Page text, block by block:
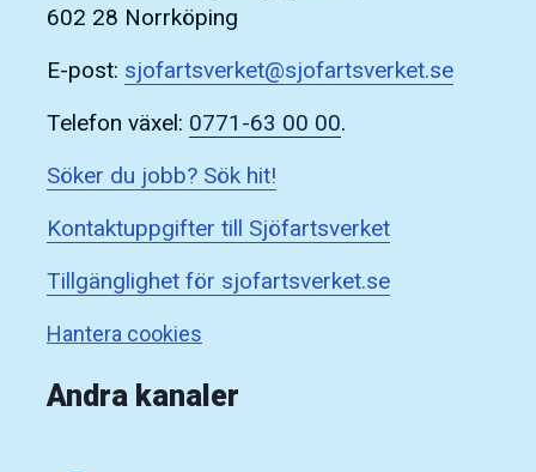
602 28 Norrköping
E-post: sjofartsverket@sjofartsverket.se
Telefon växel: 0771-63 00 00.
Söker du jobb? Sök hit!
Kontaktuppgifter till Sjöfartsverket
Tillgänglighet för sjofartsverket.se
Hantera cookies
Andra kanaler